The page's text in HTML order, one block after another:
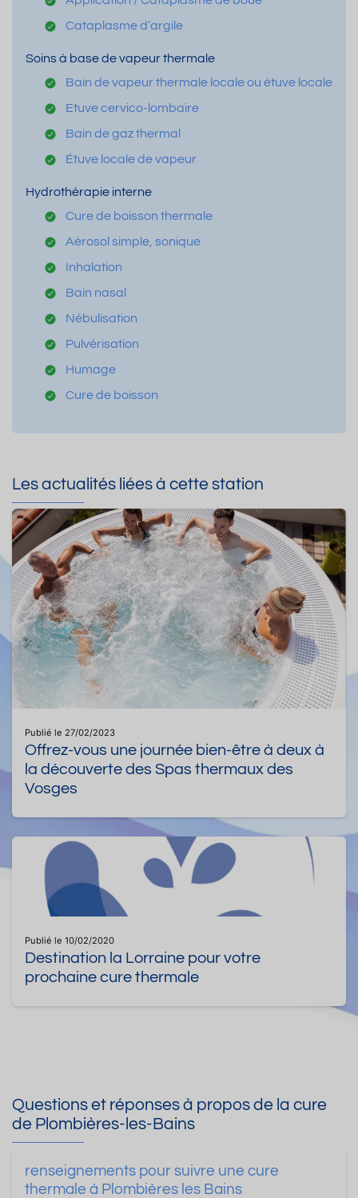
Cataplasme d’argile
Soins à base de vapeur thermale
Bain de vapeur thermale locale ou étuve locale
Etuve cervico-lombaire
Bain de gaz thermal
Étuve locale de vapeur
Hydrothérapie interne
Cure de boisson thermale
Aérosol simple, sonique
Inhalation
Bain nasal
Nébulisation
Pulvérisation
Humage
Cure de boisson
Les actualités liées à cette station
Publié le 27/02/2023
Offrez-vous une journée bien-être à deux à
la découverte des Spas thermaux des
Vosges
Publié le 10/02/2020
Destination la Lorraine pour votre
prochaine cure thermale
Questions et réponses à propos de la cure
de Plombières-les-Bains
renseignements pour suivre une cure
thermale à Plombières les Bains